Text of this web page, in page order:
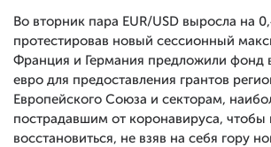
Во вторник пара EUR/USD выросла на
протестировав новый сессионный
Франция и Германия предложили фонд
евро для предоставления грантов
Европейского Союза и секторам,
пострадавшим от коронавируса,
восстановиться, не взяв на себя гору